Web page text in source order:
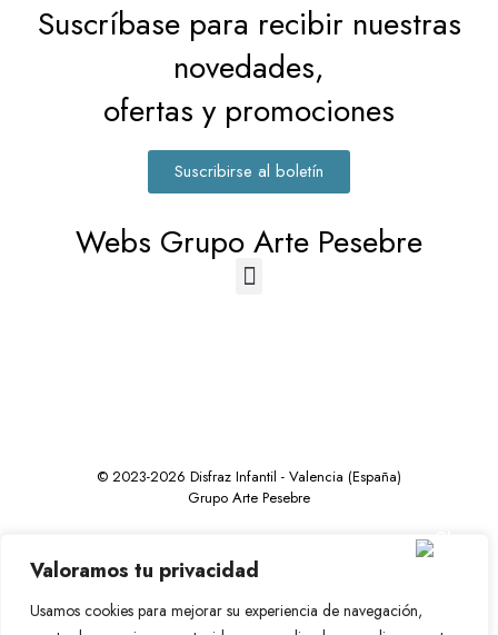
Valoramos tu privacidad
Usamos cookies para mejorar su experiencia de navegación,
Suscríbase para recibir nuestras
novedades,
ofertas y promociones
Suscribirse al boletín
Webs Grupo Arte Pesebre
© 2023-2026 Disfraz Infantil - Valencia (España)
Grupo Arte Pesebre